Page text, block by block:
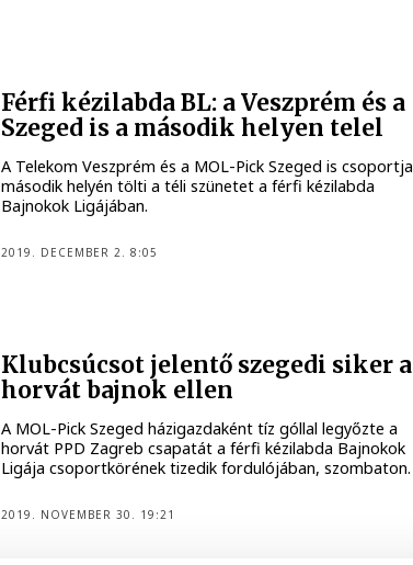
Férfi kézilabda BL: a Veszprém és a
Szeged is a második helyen telel
A Telekom Veszprém és a MOL-Pick Szeged is csoportja
második helyén tölti a téli szünetet a férfi kézilabda
Bajnokok Ligájában.
2019. DECEMBER 2. 8:05
Klubcsúcsot jelentő szegedi siker a
horvát bajnok ellen
A MOL-Pick Szeged házigazdaként tíz góllal legyőzte a
horvát PPD Zagreb csapatát a férfi kézilabda Bajnokok
Ligája csoportkörének tizedik fordulójában, szombaton.
2019. NOVEMBER 30. 19:21